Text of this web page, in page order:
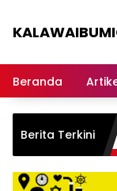
Beranda
Berita Terkini
Papua
Gelar